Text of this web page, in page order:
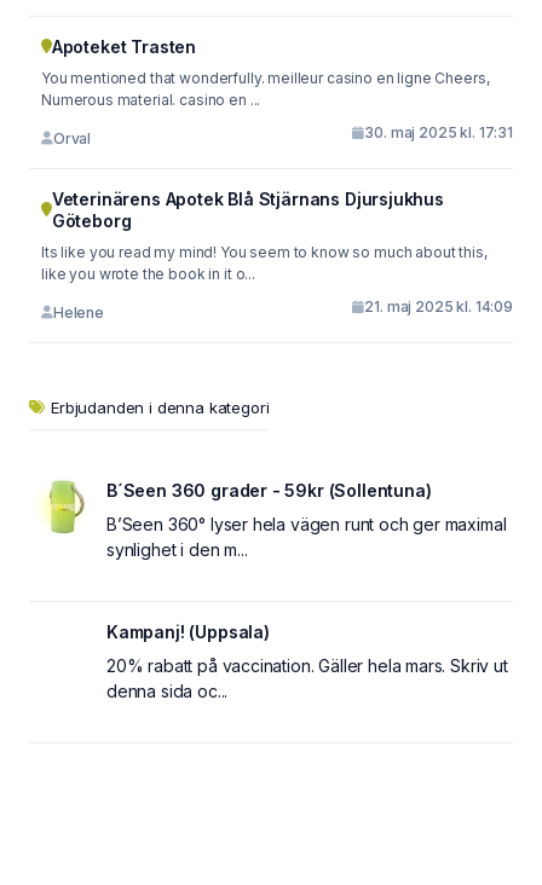
Apoteket Trasten
You mentioned that wonderfully. meilleur casino en ligne Cheers,
Numerous material. casino en ...
Orval 30. maj 2025 kl. 17:31
Veterinärens Apotek Blå Stjärnans Djursjukhus
Göteborg
Its like you read my mind! You seem to know so much about this,
like you wrote the book in it o...
Helene 21. maj 2025 kl. 14:09
Erbjudanden i denna kategori
B´Seen 360 grader - 59kr (Sollentuna)
B’Seen 360° lyser hela vägen runt och ger maximal
synlighet i den m...
Kampanj! (Uppsala)
20% rabatt på vaccination. Gäller hela mars. Skriv ut
denna sida oc...